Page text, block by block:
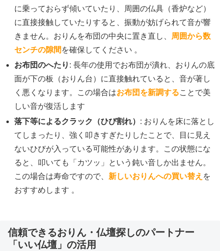
に乗っておらず傾いていたり、周囲の仏具（香炉など）
に直接接触していたりすると、振動が妨げられて音が響
きません。おりんを布団の中央に置き直し、
周囲から数
センチの隙間 を確保してください 。
お布団のへたり : 長年の使用でお布団が潰れ、おりんの底
面が下の板（おりん台）に直接触れていると、音が著し
く悪くなります。この場合はお布団を新調することで美
しい音が復活します
落下等によるクラック（ひび割れ） : おりんを床に落とし
てしまったり、強く叩きすぎたりしたことで、目に見え
ないひびが入っている可能性があります。この状態にな
ると、叩いても「カツッ」という鈍い音しか出ません。
この場合は寿命ですので、新しいおりんへの買い替え を
おすすめします 。
信頼できるおりん・仏壇探しのパートナー
「いい仏壇」の活用